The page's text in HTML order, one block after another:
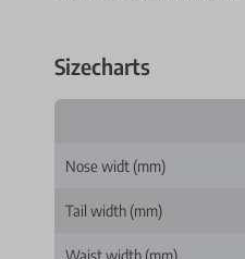
Sizecharts
Nose widt (mm)
Tail width (mm)
Waist width (mm)